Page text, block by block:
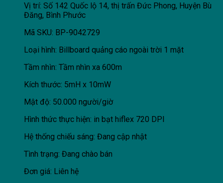
Vị trí: Số 142 Quốc lộ 14, thị trấn Đức Phong, Huyện Bù
Đăng, Bình Phước
Mã SKU: BP-9042729
Loại hình: Billboard quảng cáo ngoài trời 1 mặt
Tầm nhìn: Tầm nhìn xa 600m
Kích thước: 5mH x 10mW
Mật độ: 50.000 người/giờ
Hình thức thực hiện: in bạt hiflex 720 DPI
Hệ thống chiếu sáng: Đang cập nhật
Tình trạng: Đang chào bán
Đơn giá: Liên hệ